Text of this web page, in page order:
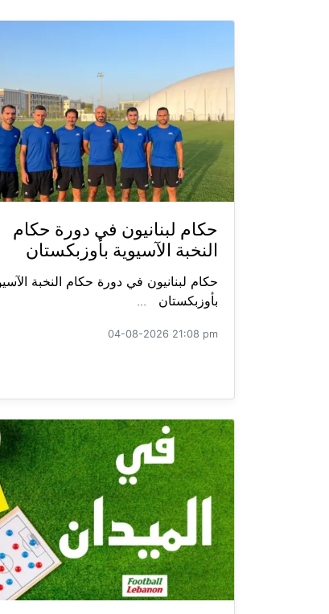
حكام لبنانيون في دورة حكام
النخبة الآسيوية بأوزبكستان
حكام لبنانيون في دورة حكام النخبة
بأوزبكستان ...
04-08-2026 21:08 pm